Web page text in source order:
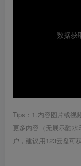
Tips：1.内容图片或视
更多内容（无展示酷
户，建议用123云盘可